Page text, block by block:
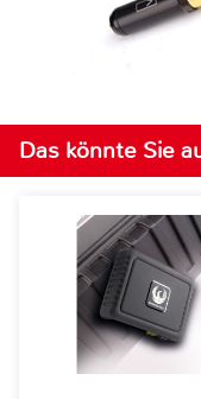
Das könnte Sie